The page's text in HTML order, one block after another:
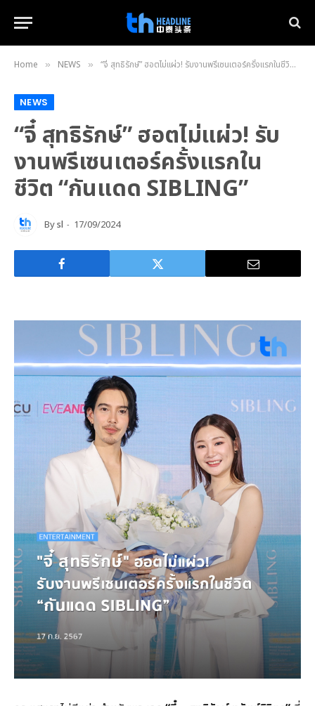
Home » NEWS » “จี๋ สุทธิรักษ์” ฮอตไม่แผ่ว! รับงานพรีเซนเตอร์ครั้งแรกในชีวิต “กันแดด SIBLING”
NEWS
“จี๋ สุทธิรักษ์” ฮอตไม่แผ่ว! รับ
งานพรีเซนเตอร์ครั้งแรกใน
ชีวิต “กันแดด SIBLING”
Bysl 17/09/2024